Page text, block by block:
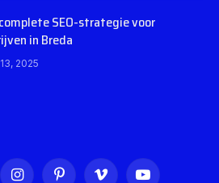
SEO-strategie voor
in Breda
2025